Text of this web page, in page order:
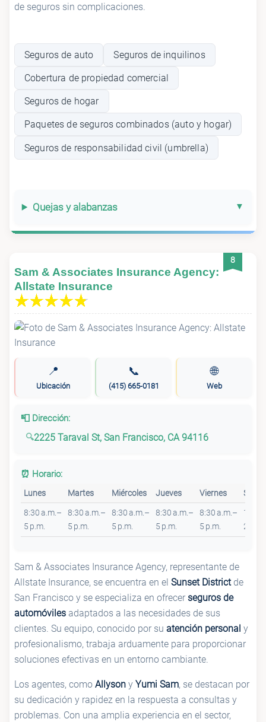
de seguros sin complicaciones.
Seguros de auto Seguros de inquilinos
Cobertura de propiedad comercial
Seguros de hogar
Paquetes de seguros combinados (auto y hogar)
Seguros de responsabilidad civil (umbrella)
Quejas y alabanzas
8
Sam & Associates Insurance Agency:
Allstate Insurance
📍
Ubicación
📞
(415) 665-0181
🌐
Web
📮 Dirección:
2225 Taraval St, San Francisco, CA 94116
⏰ Horario:
Lunes Martes Miércoles Jueves Viernes
8:30 a.m.–
5 p.m.
8:30 a.m.–
5 p.m.
8:30 a.m.–
5 p.m.
8:30 a.m.–
5 p.m.
8:30 a.m.–
5 p.m.
10
2 p.m.
Sam & Associates Insurance Agency, representante de
Allstate Insurance, se encuentra en el Sunset Districtde
San Francisco y se especializa en ofrecer seguros de
automóviles adaptados a las necesidades de sus
clientes. Su equipo, conocido por su atención personal y
profesionalismo, trabaja arduamente para proporcionar
soluciones efectivas en un entorno cambiante.
Los agentes, como Allyson y Yumi Sam, se destacan por
su dedicación y rapidez en la respuesta a consultas y
problemas. Con una amplia experiencia en el sector,